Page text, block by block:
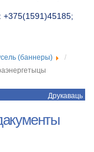
+375(1591)45185;
(баннеры)
Друкаваць